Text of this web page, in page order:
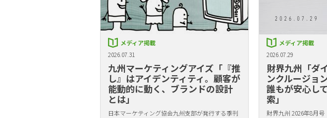
メディア掲載
2026.07.31
九州マーケティングアイズ「『推
し』はアイデンティティ。顧客が
能動的に動く、ブランドの設計
とは」
日本マーケティング協会九州支部が発行する季刊
メディア掲載
2026.07.29
財界九州「ダ
ンクルージョ
誰もが安心し
索」
財界九州 2026年8月